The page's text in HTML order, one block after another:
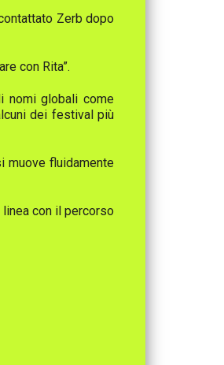
Zerb dopo
con Rita”.
nomi globali come
dei festival più
muove fluidamente
con il percorso